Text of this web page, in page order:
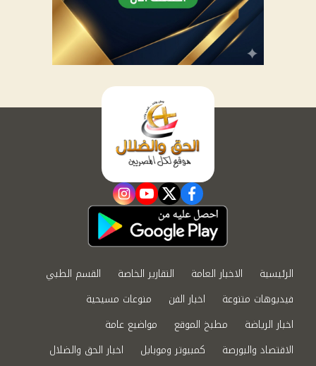
facebook
twitter
youtube
instagram
الرئيسية الاخبار العامة التقارير الخاصة
القسم الطبي
فيديوهات متنوعة
اخبار الفن
منوعات مسيحية
اخبار الرياضة
مطبخ الموقع
مواضيع عامة
الاقتصاد والبورصة
كمبيوتر وموبايل اخبار الحق والضلال